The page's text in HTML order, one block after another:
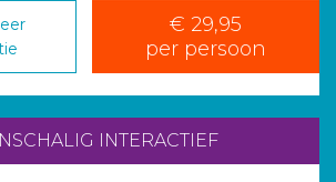
€ 29,95
per persoon
INTERACTIEF